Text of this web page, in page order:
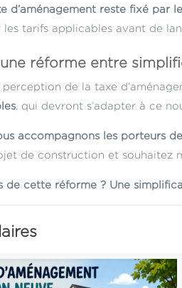
d’aménagement reste fixé par
les tarifs applicables avant de
réforme entre
de la taxe
, qui devront s’adapter à ce
accompagnons les porteurs
de construction et souhaitez
de cette réforme ? Une